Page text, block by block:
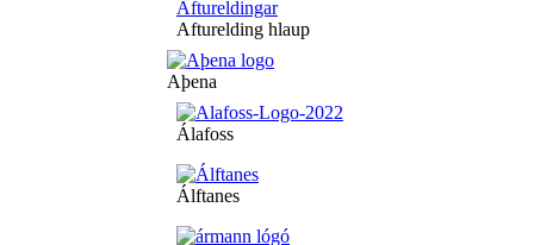
Afturelding hlaup
Aþena
Álafoss
Álftanes